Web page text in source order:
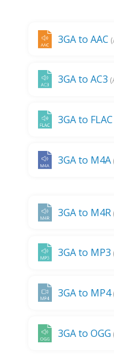
3GA to AAC
3GA to AC3
3GA to FLAC
3GA to M4A
3GA to M4R
3GA to MP3
3GA to MP4
3GA to OGG